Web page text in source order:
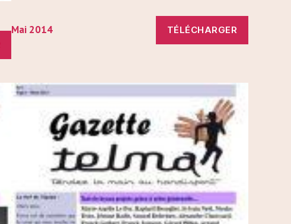
Mai 2014 TÉLÉCHARGER